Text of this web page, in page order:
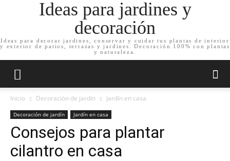
Ideas para jardines y
decoración
Ideas para decorar jardines, conservar y cuidar tus plantas de interior
y exterior de patios, terrazas y jardines. Decoración 100% con plantas
y naturaleza.
Inicio Decoración de jardín Jardín en casa
Decoración de jardín Jardín en casa
Consejos para plantar
cilantro en casa